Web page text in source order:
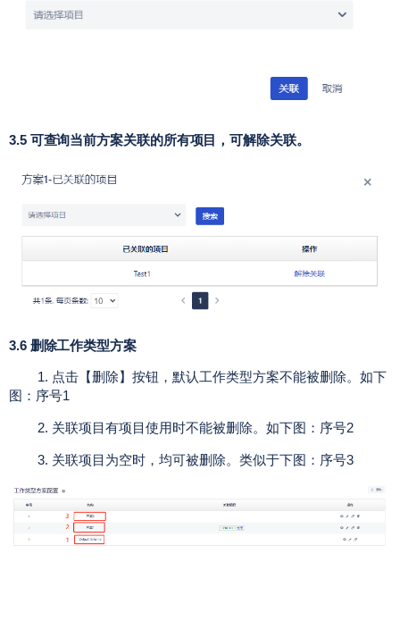
3.5 可查询当前方案关联的所有项目，可解除关联。
3.6 删除工作类型方案
1. 点击【删除】按钮，默认工作类型方案不能被删除。如下
图：序号1
2. 关联项目有项目使用时不能被删除。如下图：序号2
3. 关联项目为空时，均可被删除。类似于下图：序号3